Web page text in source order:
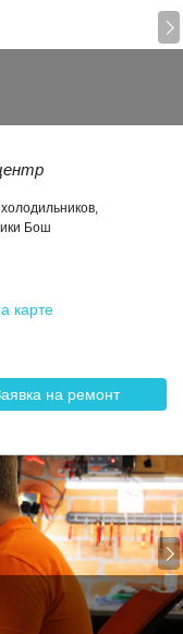
Бош
карте
на ремонт